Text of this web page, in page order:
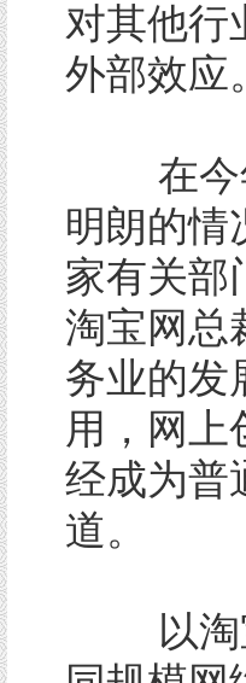
对其他行
外部效应
在今年
明朗的情
家有关部
淘宝网总
务业的发
用，网上
经成为普
道。
以淘宝